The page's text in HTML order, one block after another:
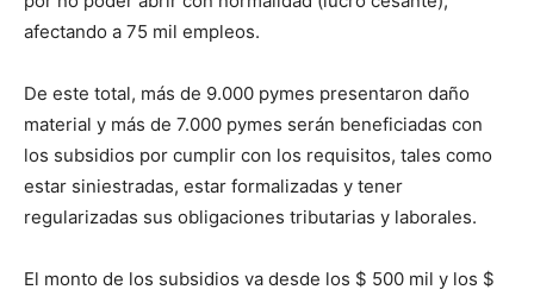
afectando a 75 mil empleos.
De este total, más de 9.000 pymes presentaron daño
material y más de 7.000 pymes serán beneficiadas con
los subsidios por cumplir con los requisitos, tales como
estar siniestradas, estar formalizadas y tener
regularizadas sus obligaciones tributarias y laborales.
El monto de los subsidios va desde los $ 500 mil y los $